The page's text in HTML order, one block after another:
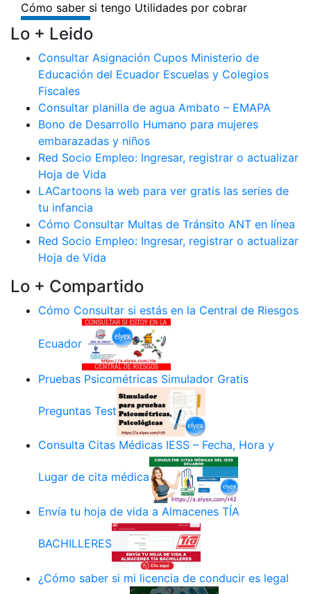
Lo + Leido
Consultar Asignación Cupos Ministerio de
Educación del Ecuador Escuelas y Colegios
Fiscales
Consultar planilla de agua Ambato – EMAPA
Bono de Desarrollo Humano para mujeres
embarazadas y niños
Red Socio Empleo: Ingresar, registrar o actualizar
Hoja de Vida
LACartoons la web para ver gratis las series de
tu infancia
Cómo Consultar Multas de Tránsito ANT en línea
Red Socio Empleo: Ingresar, registrar o actualizar
Hoja de Vida
Lo + Compartido
Cómo Consultar si estás en la Central de Riesgos
Ecuador
Pruebas Psicométricas Simulador Gratis
Preguntas Test
Consulta Citas Médicas IESS – Fecha, Hora y
Lugar de cita médica
Envía tu hoja de vida a Almacenes TÍA
BACHILLERES
¿Cómo saber si mi licencia de conducir es legal